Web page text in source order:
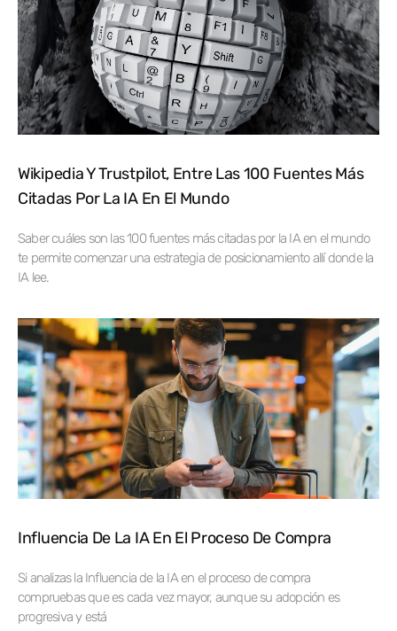
Wikipedia Y Trustpilot, Entre Las 100 Fuentes Más
Citadas Por La IA En El Mundo
Saber cuáles son las 100 fuentes más citadas por la IA en el mundo
te permite comenzar una estrategia de posicionamiento allí donde la
IA lee.
Influencia De La IA En El Proceso De Compra
Si analizas la Influencia de la IA en el proceso de compra
compruebas que es cada vez mayor, aunque su adopción es
progresiva y está